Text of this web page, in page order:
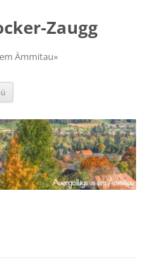
Zaugg
Ämmitau»